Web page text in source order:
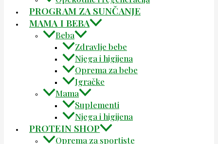
PROGRAM ZA SUNČANJE
MAMA I BEBA
Beba
Zdravlje bebe
Njega i higijena
Oprema za bebe
Igračke
Mama
Suplementi
Njega i higijena
PROTEIN SHOP
Oprema za sportiste